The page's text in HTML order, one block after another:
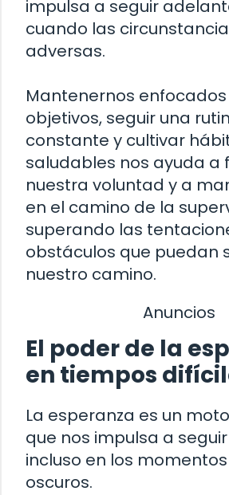
impulsa a seguir
cuando las
adversas.
Mantenernos
objetivos, seguir una
constante y cultivar
saludables nos ayuda a
nuestra voluntad y a
en el camino de la
superando las
obstáculos que puedan
nuestro camino.
Anuncios
El poder de la
en tiempos
La esperanza es un
que nos impulsa a
incluso en los
oscuros.